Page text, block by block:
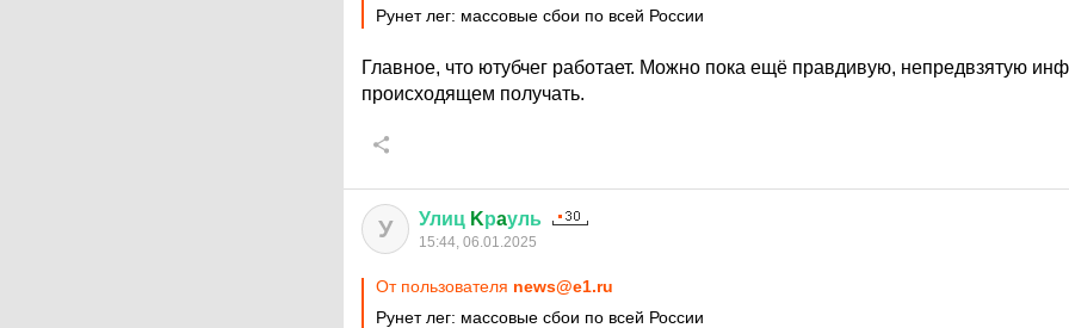
Рунет лег: массовые сбои по всей России
Главное, что ютубчег работает. Можно пока ещё правдивую, непредвзятую
происходящем получать.
У Улиц Kрaуль
15:44, 06.01.2025
От пользователя news@e1.ru
Рунет лег: массовые сбои по всей России